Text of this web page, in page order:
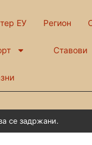
ЕУ Регион
Ставови
се задржани.